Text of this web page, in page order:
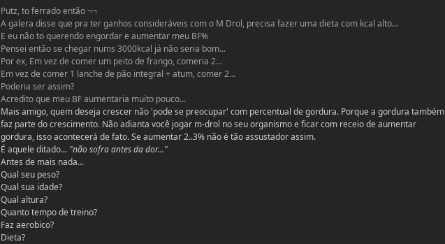
Putz, to ferrado então ¬¬
A galera disse que pra ter ganhos consideráveis com o M Drol, precisa fazer uma dieta com kcal alto...
E eu não to querendo engordar e aumentar meu BF%
Pensei então se chegar nums 3000kcal já não seria bom...
Por ex, Em vez de comer um peito de frango, comeria 2...
Em vez de comer 1 lanche de pão integral + atum, comer 2...
Poderia ser assim?
Acredito que meu BF aumentaria muito pouco...
Mais amigo, quem deseja crescer não 'pode se preocupar' com percentual de gordura. Porque a gordura também
faz parte do crescimento. Não adianta você jogar m-drol no seu organismo e ficar com receio de aumentar
gordura, isso acontecerá de fato. Se aumentar 2..3% não é tão assustador assim.
É aquele ditado... "não sofra antes da dor..."
Antes de mais nada...
Qual seu peso?
Qual sua idade?
Qual altura?
Quanto tempo de treino?
Faz aerobico?
Dieta?